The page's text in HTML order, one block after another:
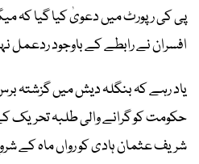
پی کی رپورٹ میں دعویٰ کیا گیا کہ
افسران نے رابطے کے باوجود ردعمل
یاد رہے کہ بنگلہ دیش میں گزشتہ
حکومت کو گرانے والی طلبہ تحریک
شریف عثمان ہادی کو رواں ماہ کے